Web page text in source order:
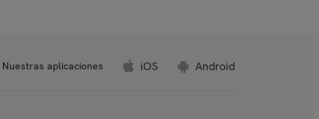
Nuestras aplicaciones iOS Android